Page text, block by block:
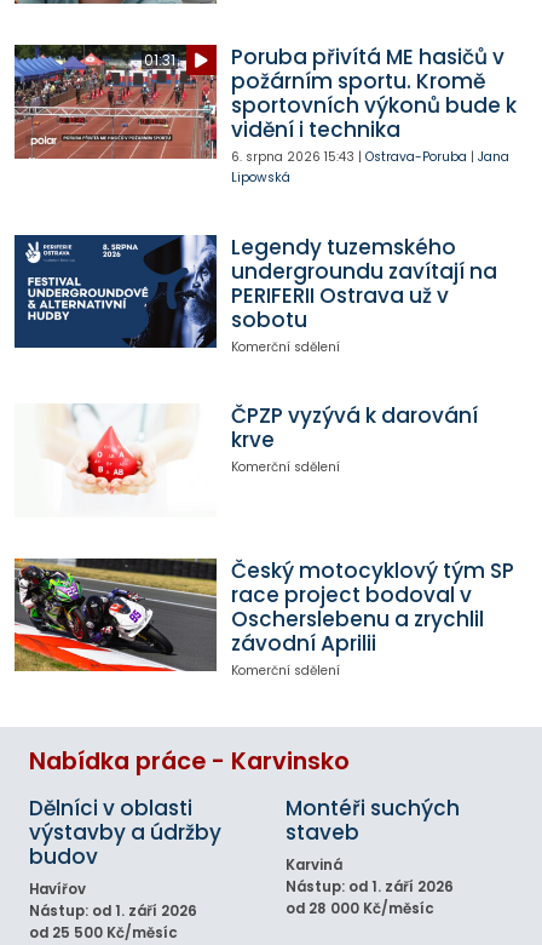
01:31
Poruba přivítá ME hasičů v
požárním sportu. Kromě
sportovních výkonů bude k
vidění i technika
6. srpna 2026 15:43 | Ostrava-Poruba | Jana
Lipowská
Legendy tuzemského
undergroundu zavítají na
PERIFERII Ostrava už v
sobotu
Komerční sdělení
ČPZP vyzývá k darování
krve
Komerční sdělení
Český motocyklový tým SP
race project bodoval v
Oscherslebenu a zrychlil
závodní Aprilii
Komerční sdělení
Nabídka práce - Karvinsko
Dělníci v oblasti
výstavby a údržby
budov
Havířov
Nástup: od 1. září 2026
od 25 500 Kč/měsíc
Montéři suchých
staveb
Karviná
Nástup: od 1. září 2026
od 28 000 Kč/měsíc